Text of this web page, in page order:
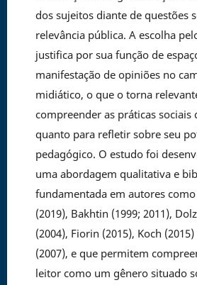
dos sujeitos diante de questões
relevância pública. A escolha
justifica por sua função de
manifestação de opiniões no
midiático, o que o torna
compreender as práticas sociais
quanto para refletir sobre seu
pedagógico. O estudo foi
uma abordagem qualitativa e
fundamentada em autores
(2019), Bakhtin (1999; 2011),
(2004), Fiorin (2015), Koch
(2007), e que permitem
leitor como um gênero situado